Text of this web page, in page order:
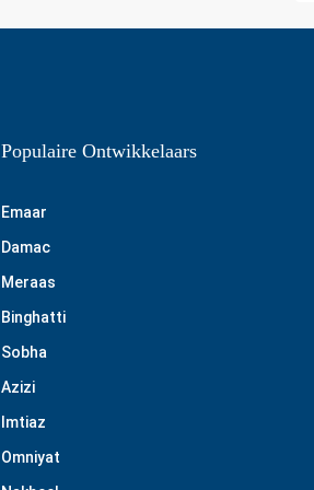
Populaire Ontwikkelaars
Emaar
Damac
Meraas
Binghatti
Sobha
Azizi
Imtiaz
Omniyat